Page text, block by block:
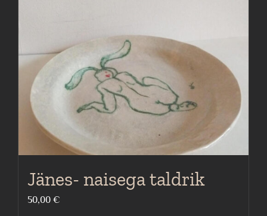
Jänes- naisega taldrik
50,00 €